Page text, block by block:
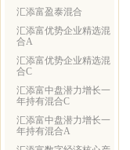
汇添富盈泰混合
汇添富优势企业精选混
合A
汇添富优势企业精选混
合C
汇添富中盘潜力增长一
年持有混合C
汇添富中盘潜力增长一
年持有混合A